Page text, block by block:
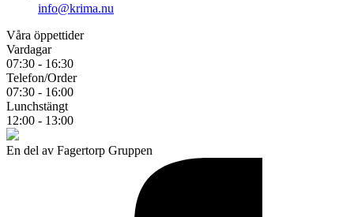
info@krima.nu
Våra öppettider
Vardagar
07:30 - 16:30
Telefon/Order
07:30 - 16:00
Lunchstängt
12:00 - 13:00
En del av Fagertorp Gruppen